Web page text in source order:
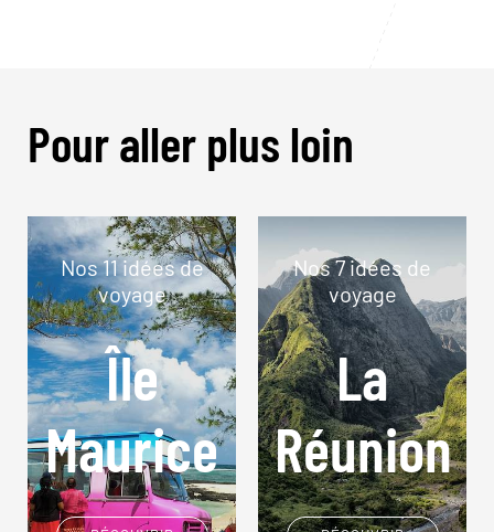
Pour aller plus loin
Nos 11 idées de
voyage
Île
Maurice
Nos 7 idées de
voyage
La
Réunion